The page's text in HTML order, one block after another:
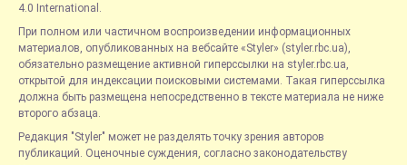
4.0 International.
При полном или частичном воспроизведении информационных
материалов, опубликованных на вебсайте «Styler» (styler.rbc.ua),
обязательно размещение активной гиперссылки на styler.rbc.ua,
открытой для индексации поисковыми системами. Такая гиперссылка
должна быть размещена непосредственно в тексте материала не ниже
второго абзаца.
Редакция "Styler" может не разделять точку зрения авторов
публикаций. Оценочные суждения, согласно законодательству